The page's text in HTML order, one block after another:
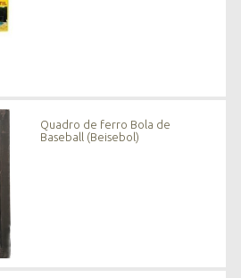
Quadro de ferro Bola de
Baseball (Beisebol)